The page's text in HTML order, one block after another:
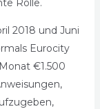
Rolle.
2018 und Juni
Eurocity
€1.500